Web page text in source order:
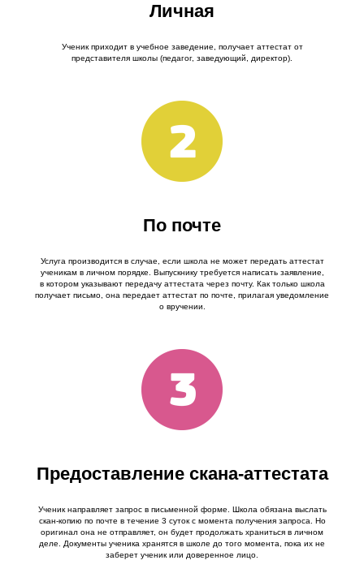
Личная
Ученик приходит в учебное заведение, получает аттестат от
представителя школы (педагог, заведующий, директор).
По почте
Услуга производится в случае, если школа не может передать аттестат
ученикам в личном порядке. Выпускнику требуется написать заявление,
в котором указывают передачу аттестата через почту. Как только школа
получает письмо, она передает аттестат по почте, прилагая уведомление
о вручении.
Предоставление скана-аттестата
Ученик направляет запрос в письменной форме. Школа обязана выслать
скан-копию по почте в течение 3 суток с момента получения запроса. Но
оригинал она не отправляет, он будет продолжать храниться в личном
деле. Документы ученика хранятся в школе до того момента, пока их не
заберет ученик или доверенное лицо.